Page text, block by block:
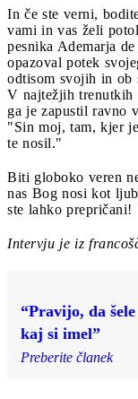
In če ste verni,
vami in vas želi
pesnika Ademarja de
opazoval potek
odtisom svojih in ob
V najtežjih trenutkih
ga je zapustil ravno
"Sin moj, tam, kjer
te nosil."
Biti globoko veren
nas Bog nosi kot
ste lahko prepričani!
Intervju je iz
“Pravijo, da
kaj si imel”
Preberite članek